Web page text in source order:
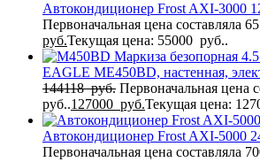
Автокондиционер Frost AXI-3000
Первоначальная цена составляла
руб.Текущая цена: 55000 руб..
Маркиза безопорная
EAGLE MЕ450BD, настенная,
144118руб. Первоначальная цена
руб..127000 руб.Текущая цена:
Автокондиционер Frost AXI-5000
Первоначальная цена составляла